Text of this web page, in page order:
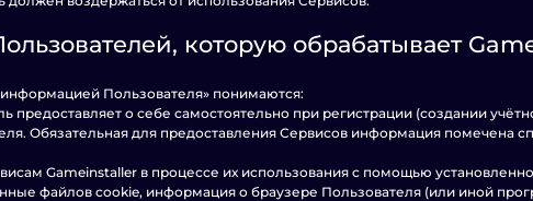
которую обрабатывает
Пользователя» понимаются:
предоставляет о себе самостоятельно при регистрации (создании
Обязательная для предоставления Сервисов информация помечена
Gameinstaller в процессе их использования с помощью
файлов cookie, информация о браузере Пользователя (или иной